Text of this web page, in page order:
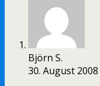
Björn S.
30. August 2008